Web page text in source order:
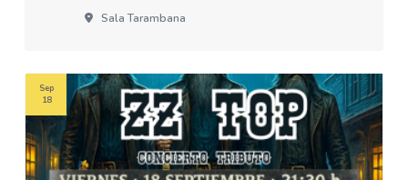
Sala Tarambana
Sep
18